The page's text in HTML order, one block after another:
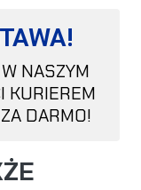
NASZYM
KURIEREM
DARMO!